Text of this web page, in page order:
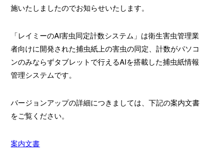
施いたしましたのでお知らせいたします。
「レイミーのAI害虫同定計数システム」は衛生害虫管理業
者向けに開発された捕虫紙上の害虫の同定、計数がパソコ
ンのみならずタブレットで行えるAIを搭載した捕虫紙情報
管理システムです。
バージョンアップの詳細につきましては、下記の案内文書
をご覧ください。
案内文書